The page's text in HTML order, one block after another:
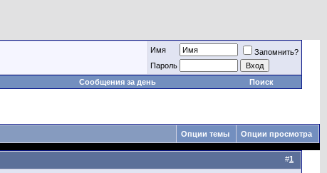
Имя
Запомнить?
Пароль
Сообщения за день Поиск
Опции темы Опции просмотра
#1